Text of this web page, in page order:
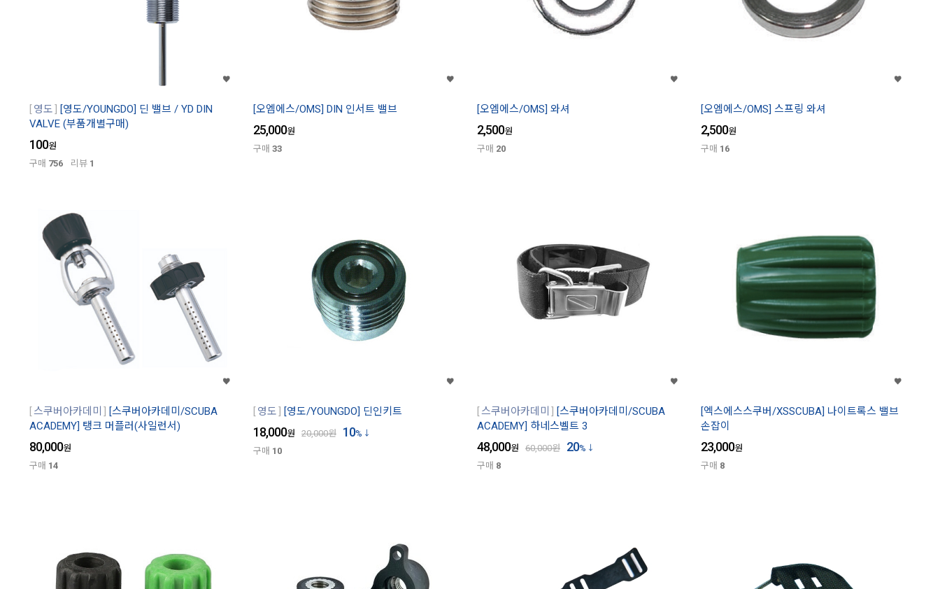
영도
[영도/YOUNGDO] 딘 밸브 / YD DIN
VALVE (부품개별구매)
100원
구매 756 리뷰 1
[오엠에스/OMS] DIN 인서트 밸브
25,000원
구매 33
[오엠에스/OMS] 와셔
2,500원
구매 20
[오엠에스/OMS] 스프링 와셔
2,500원
구매 16
스쿠버아카데미
[스쿠버아카데미/SCUBA
ACADEMY] 탱크 머플러(사일런서)
80,000원
구매 14
영도 [영도/YOUNGDO] 딘인키트
18,000원 20,000원 10%
구매 10
스쿠버아카데미
[스쿠버아카데미/SCUBA
ACADEMY] 하네스벨트 3
48,000원 60,000원 20%
구매 8
[엑스에스스쿠버/XSSCUBA] 나이트록스 밸브
손잡이
23,000원
구매 8